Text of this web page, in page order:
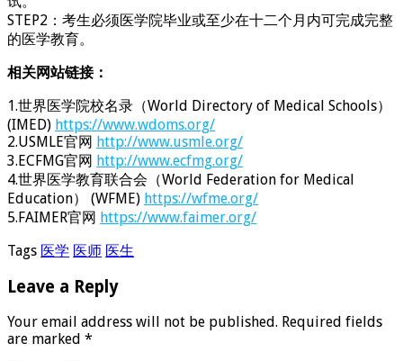
STEP2：考生必须医学院毕业或至少在十二个月内可完成完整
的医学教育。
相关网站链接：
1.世界医学院校名录（World Directory of Medical Schools）
(IMED) https://www.wdoms.org/
2.USMLE官网 http://www.usmle.org/
3.ECFMG官网 http://www.ecfmg.org/
4.世界医学教育联合会（World Federation for Medical
Education） (WFME) https://wfme.org/
5.FAIMER官网 https://www.faimer.org/
Tags 医学 医师 医生
Leave a Reply
Your email address will not be published. Required fields
are marked *